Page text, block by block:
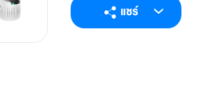
แชร์